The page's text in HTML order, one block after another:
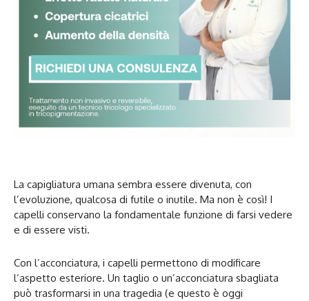
La capigliatura umana sembra essere divenuta, con
l’evoluzione, qualcosa di futile o inutile. Ma non è così! I
capelli conservano la fondamentale funzione di farsi vedere
e di essere visti.
Con l’acconciatura, i capelli permettono di modificare
l’aspetto esteriore. Un taglio o un’acconciatura sbagliata
può trasformarsi in una tragedia (e questo è oggi